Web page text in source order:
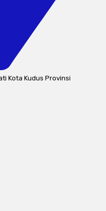
Kota Kudus Provinsi